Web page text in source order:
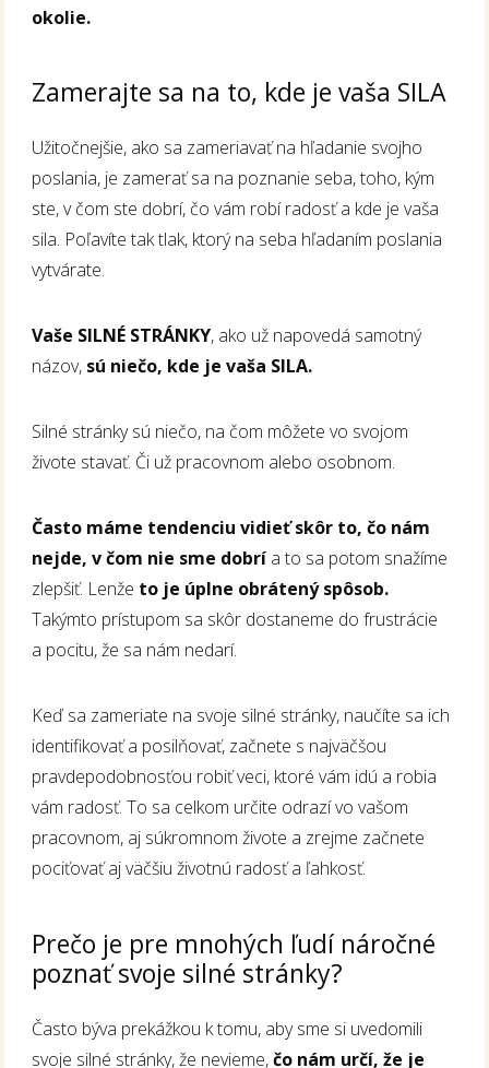
okolie.
Zamerajte sa na to, kde je vaša SILA
Užitočnejšie, ako sa zameriavať na hľadanie svojho
poslania, je zamerať sa na poznanie seba, toho, kým
ste, v čom ste dobrí, čo vám robí radosť a kde je vaša
sila. Poľavíte tak tlak, ktorý na seba hľadaním poslania
vytvárate.
Vaše SILNÉ STRÁNKY, ako už napovedá samotný
názov, sú niečo, kde je vaša SILA.
Silné stránky sú niečo, na čom môžete vo svojom
živote stavať. Či už pracovnom alebo osobnom.
Často máme tendenciu vidieť skôr to, čo nám
nejde, v čom nie sme dobrí a to sa potom snažíme
zlepšiť. Lenže to je úplne obrátený spôsob.
Takýmto prístupom sa skôr dostaneme do frustrácie
a pocitu, že sa nám nedarí.
Keď sa zameriate na svoje silné stránky, naučíte sa ich
identifikovať a posilňovať, začnete s najväčšou
pravdepodobnosťou robiť veci, ktoré vám idú a robia
vám radosť. To sa celkom určite odrazí vo vašom
pracovnom, aj súkromnom živote a zrejme začnete
pociťovať aj väčšiu životnú radosť a ľahkosť.
Prečo je pre mnohých ľudí náročné
poznať svoje silné stránky?
Často býva prekážkou k tomu, aby sme si uvedomili
svoje silné stránky, že nevieme,čo nám určí, že je